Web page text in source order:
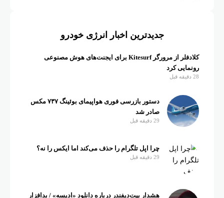
جدیدترین اخبار انرژی خودرو
کلادفلر از مرورگر Kitesurf برای ایجنت‌های هوش مصنوعی
رونمایی کرد
دستور بازرسی فوری هواپیمای بوئینگ ۷۳۷ مکس
صادر شد
29 دقیقه قبل
چرا اپل تلگرام را حذف می‌کند اما ایکس را نه؟
هشدار بیت‌دیفندر درباره دانلود «ادیسه» / بدافزار